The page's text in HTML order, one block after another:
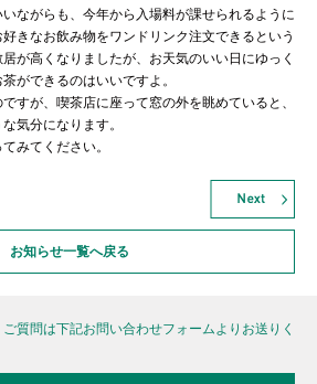
ながらも、今年から入場料が課せられるように
きなお飲み物をワンドリンク注文できるという
が高くなりましたが、お天気のいい日にゆっく
ができるのはいいですよ。
すが、喫茶店に座って窓の外を眺めていると、
気分になります。
みてください。
お知らせ一覧へ戻る
質問は下記お問い合わせフォームよりお送りく